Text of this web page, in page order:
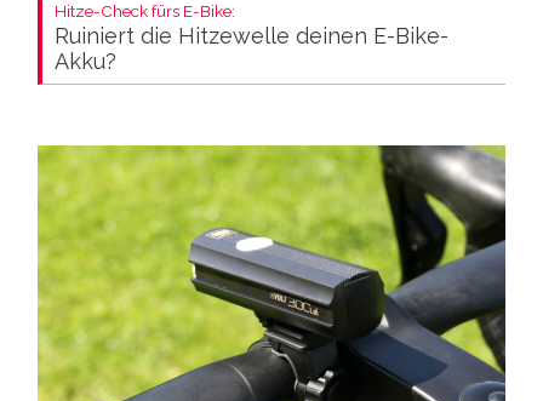
Hitze-Check fürs E-Bike:
Ruiniert die Hitzewelle deinen E-Bike-
Akku?